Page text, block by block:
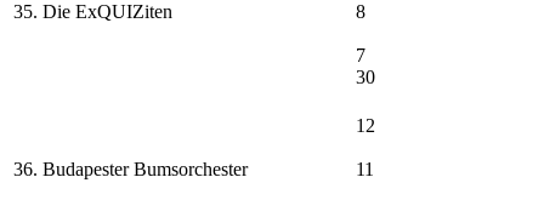
35. Die ExQUIZiten 8
7
30
36. Budapester Bumsorchester
12
11